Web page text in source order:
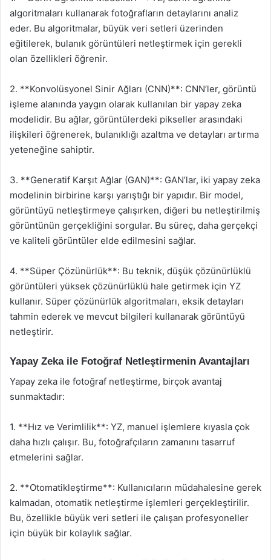
algoritmaları kullanarak fotoğrafların detaylarını analiz
eder. Bu algoritmalar, büyük veri setleri üzerinden
eğitilerek, bulanık görüntüleri netleştirmek için gerekli
olan özellikleri öğrenir.
2. **Konvolüsyonel Sinir Ağları (CNN)**: CNN’ler, görüntü
işleme alanında yaygın olarak kullanılan bir yapay zeka
modelidir. Bu ağlar, görüntülerdeki pikseller arasındaki
ilişkileri öğrenerek, bulanıklığı azaltma ve detayları artırma
yeteneğine sahiptir.
3. **Generatif Karşıt Ağlar (GAN)**: GAN’lar, iki yapay zeka
modelinin birbirine karşı yarıştığı bir yapıdır. Bir model,
görüntüyü netleştirmeye çalışırken, diğeri bu netleştirilmiş
görüntünün gerçekliğini sorgular. Bu süreç, daha gerçekçi
ve kaliteli görüntüler elde edilmesini sağlar.
4. **Süper Çözünürlük**: Bu teknik, düşük çözünürlüklü
görüntüleri yüksek çözünürlüklü hale getirmek için YZ
kullanır. Süper çözünürlük algoritmaları, eksik detayları
tahmin ederek ve mevcut bilgileri kullanarak görüntüyü
netleştirir.
Yapay Zeka ile Fotoğraf Netleştirmenin Avantajları
Yapay zeka ile fotoğraf netleştirme, birçok avantaj
sunmaktadır:
1. **Hız ve Verimlilik**: YZ, manuel işlemlere kıyasla çok
daha hızlı çalışır. Bu, fotoğrafçıların zamanını tasarruf
etmelerini sağlar.
2. **Otomatikleştirme**: Kullanıcıların müdahalesine gerek
kalmadan, otomatik netleştirme işlemleri gerçekleştirilir.
Bu, özellikle büyük veri setleri ile çalışan profesyoneller
için büyük bir kolaylık sağlar.